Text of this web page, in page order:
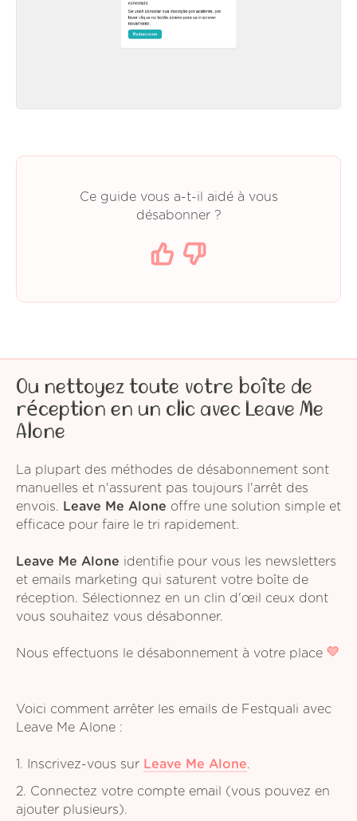
Ce guide vous a-t-il aidé à vous
désabonner ?
Ou nettoyez toute votre boîte de
réception en un clic avec Leave Me
Alone
La plupart des méthodes de désabonnement sont
manuelles et n'assurent pas toujours l'arrêt des
envois.
Leave Me Alone offre une solution simple et
efficace pour faire le tri rapidement.
Leave Me Alone identifie pour vous les newsletters
et emails marketing qui saturent votre boîte de
réception. Sélectionnez en un clin d'œil ceux dont
vous souhaitez vous désabonner.
Nous effectuons le désabonnement à votre place
Voici comment arrêter les emails de Festquali avec
Leave Me Alone :
1. Inscrivez-vous sur Leave Me Alone.
2. Connectez votre compte email (vous pouvez en
ajouter plusieurs).